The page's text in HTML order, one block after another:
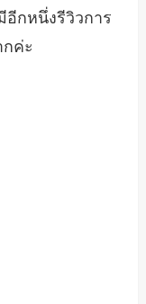
อีกหนึ่งรีวิวการ
ค่ะ